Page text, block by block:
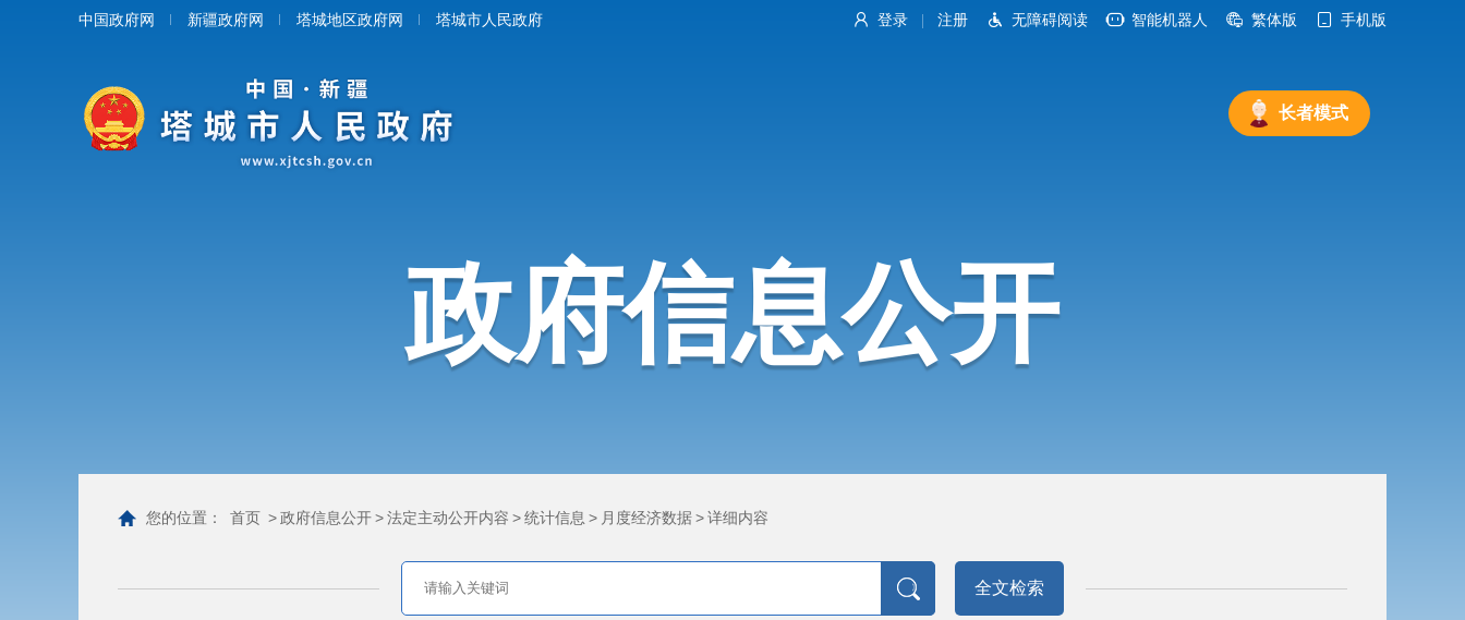
登录 注册 无障碍阅读 智能机器人 繁体版 手机版
中国政府网 新疆政府网 塔城地区政府网 塔城市人民政府
长者模式
政府信息公开
您的位置： 首页 >政府信息公开>法定主动公开内容 >统计信息 > 月度经济数据>详细内容
全文检索